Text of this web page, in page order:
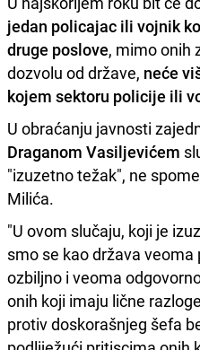
jedan policajac ili vojnik
druge poslove, mimo onih
dozvolu od države, neće
kojem sektoru policije ili
U obraćanju javnosti
Draganom Vasiljevićem
"izuzetno težak", ne
Milića.
"U ovom slučaju, koji je
smo se kao država
ozbiljno i veoma
onih koji imaju lične
protiv doskorašnjeg šefa